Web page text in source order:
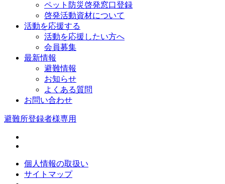
ペット防災啓発窓口登録
啓発活動資材について
活動を応援する
活動を応援したい方へ
会員募集
最新情報
避難情報
お知らせ
よくある質問
お問い合わせ
避難所登録者様専用
個人情報の取扱い
サイトマップ